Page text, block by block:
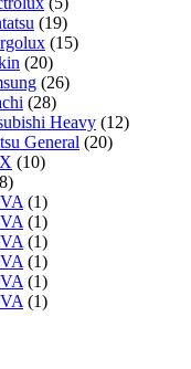
(19)
(15)
(20)
(26)
(28)
Heavy (12)
General (20)
(10)
(1)
(1)
(1)
(1)
(1)
(1)